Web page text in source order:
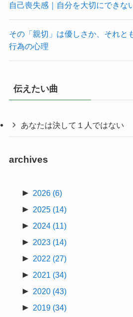
自己喪失感｜自分を大切にできな
その「親切」は優しさか、それと
行為の心理
伝えたい曲
あなたは決して１人ではない
archives
► 2026 (6)
► 2025 (14)
► 2024 (11)
► 2023 (14)
► 2022 (27)
► 2021 (34)
► 2020 (43)
► 2019 (34)